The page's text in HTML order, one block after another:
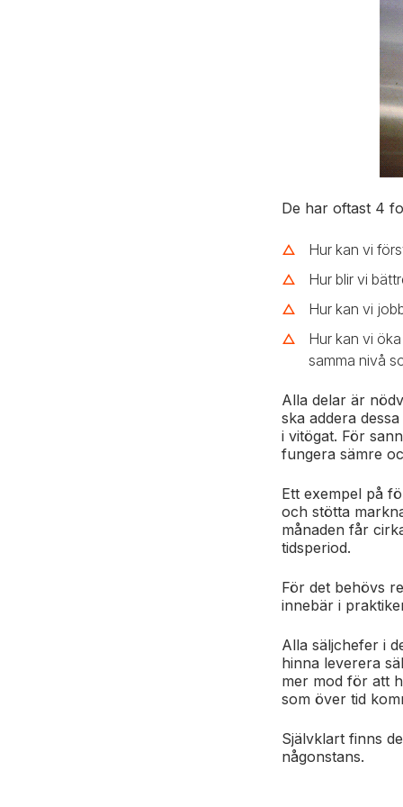
De har oftast 4
Hur kan vi
Hur blir vi
Hur kan vi
Hur kan vi
samma nivå
Alla delar är
ska addera
i vitögat. För s
fungera sämre
Ett exempel på
och stötta
månaden får
tidsperiod.
För det behövs
innebär i
Alla säljchefer i
hinna leverera
mer mod för att
som över tid
Självklart finns
någonstans.